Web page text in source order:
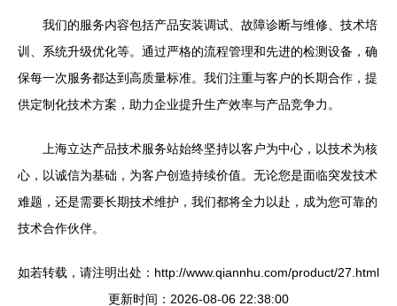
我们的服务内容包括产品安装调试、故障诊断与维修、技术培
训、系统升级优化等。通过严格的流程管理和先进的检测设备，确
保每一次服务都达到高质量标准。我们注重与客户的长期合作，提
供定制化技术方案，助力企业提升生产效率与产品竞争力。
上海立达产品技术服务站始终坚持以客户为中心，以技术为核
心，以诚信为基础，为客户创造持续价值。无论您是面临突发技术
难题，还是需要长期技术维护，我们都将全力以赴，成为您可靠的
技术合作伙伴。
如若转载，请注明出处：http://www.qiannhu.com/product/27.html
更新时间：2026-08-06 22:38:00